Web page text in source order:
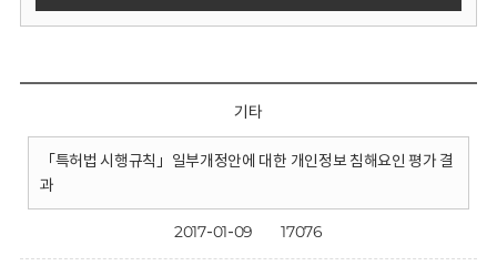
기타
「특허법 시행규칙」일부개정안에 대한 개인정보 침해요인 평가 결
과
2017-01-09 17076